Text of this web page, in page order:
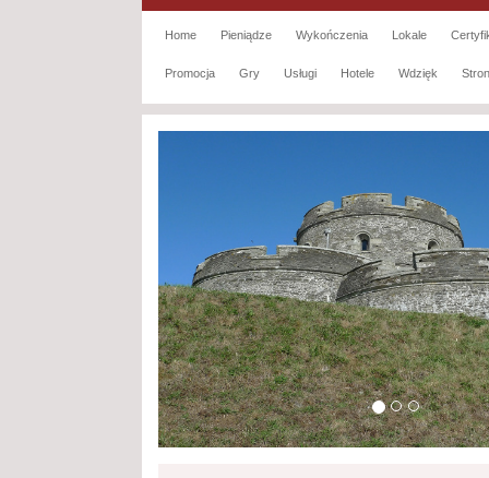
Home Pieniądze Wykończenia Lokale
Promocja Gry Usługi Hotele Wdzięk